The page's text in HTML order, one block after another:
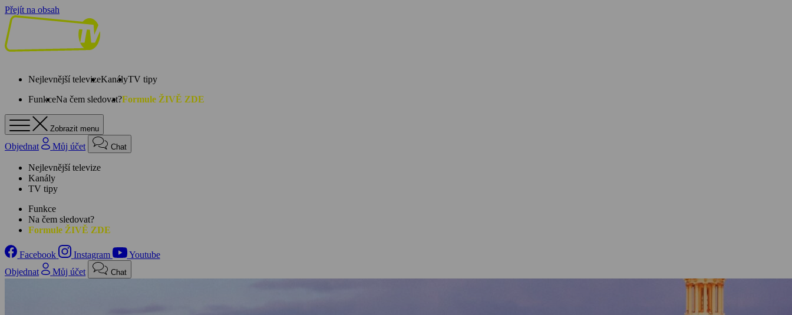
Přejít na obsah
Nejlevnější televizeKanályTV tipy
FunkceNa čem sledovat?Formule ŽIVĚ ZDE
Zobrazit menu
Objednat Můj účet Chat
Nejlevnější televize
Kanály
TV tipy
Funkce
Na čem sledovat?
Formule ŽIVĚ ZDE
Facebook Instagram
Youtube
Objednat
Můj účet Chat